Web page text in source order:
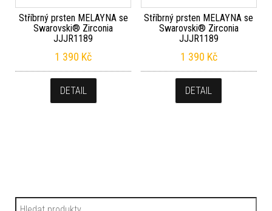
Stříbrný prsten MELAYNA se
Swarovski® Zirconia
JJJR1189
1 390 Kč
DETAIL
Stříbrný prsten MELAYNA se
Swarovski® Zirconia
JJJR1189
1 390 Kč
DETAIL
Hledat: